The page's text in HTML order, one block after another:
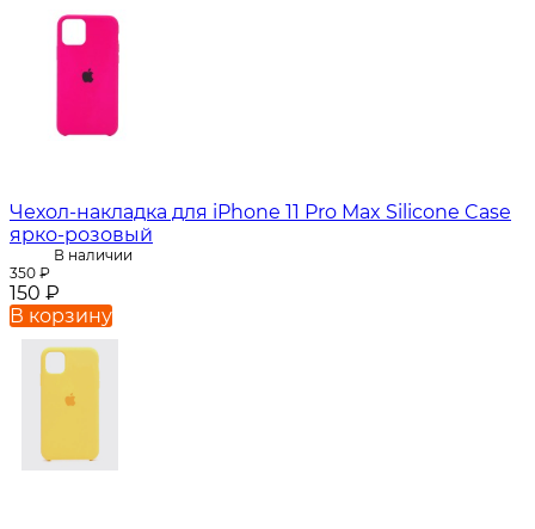
Чехол-накладка для iPhone 11 Pro Max Silicone Case
ярко-розовый
В наличии
350 ₽
150 ₽
В корзину